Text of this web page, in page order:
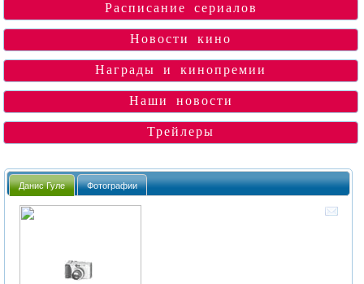
Расписание сериалов
Новости кино
Награды и кинопремии
Наши новости
Трейлеры
Данис Гуле Фотографии